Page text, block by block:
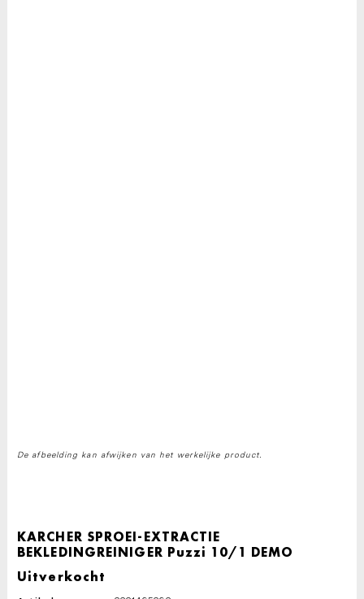
De afbeelding kan afwijken van het werkelijke product.
KARCHER SPROEI-EXTRACTIE
BEKLEDINGREINIGER Puzzi 10/1 DEMO
Uitverkocht